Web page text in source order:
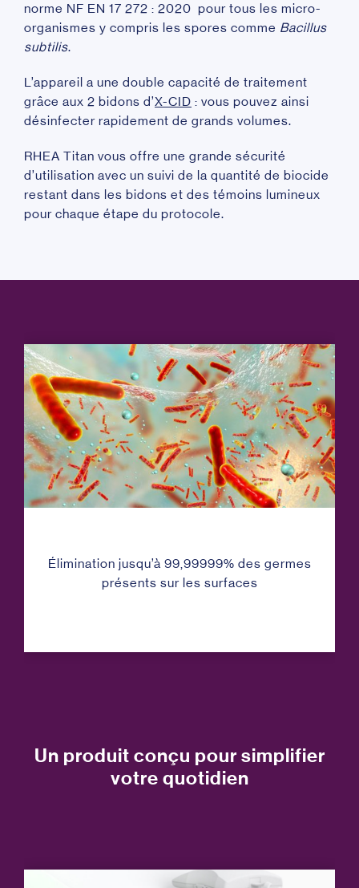
norme NF EN 17 272 : 2020 pour tous les micro-
organismes y compris les spores comme Bacillus
subtilis.
L’appareil a une double capacité de traitement
grâce aux 2 bidons d’X-CID : vous pouvez ainsi
désinfecter rapidement de grands volumes.
RHEA Titan vous offre une grande sécurité
d’utilisation avec un suivi de la quantité de biocide
restant dans les bidons et des témoins lumineux
pour chaque étape du protocole.
Élimination jusqu’à 99,99999% des germes
présents sur les surfaces
Un produit conçu pour simplifier
votre quotidien